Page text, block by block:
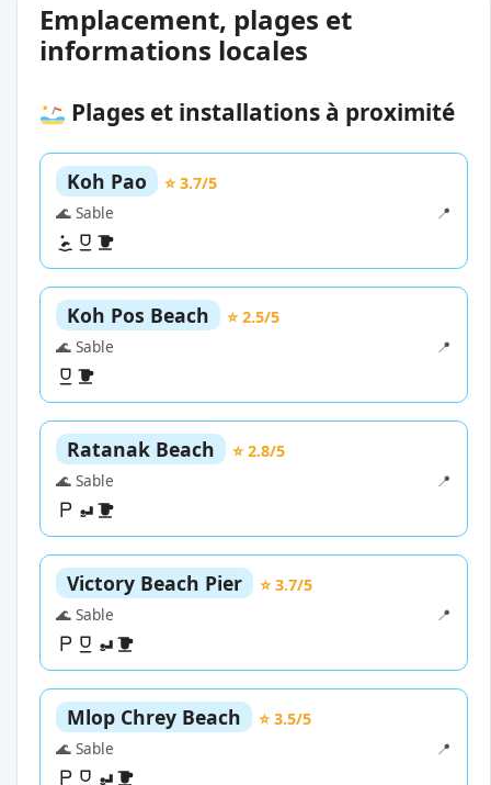
Emplacement, plages et
informations locales
Plages et installations à proximité
Koh Pao
⭐ 3.7/5
🌊 Sable
📍
Koh Pos Beach
⭐ 2.5/5
🌊 Sable
📍
Ratanak Beach
⭐ 2.8/5
🌊 Sable
📍
Victory Beach Pier
⭐ 3.7/5
🌊 Sable
📍
Mlop Chrey Beach
⭐ 3.5/5
🌊 Sable
📍